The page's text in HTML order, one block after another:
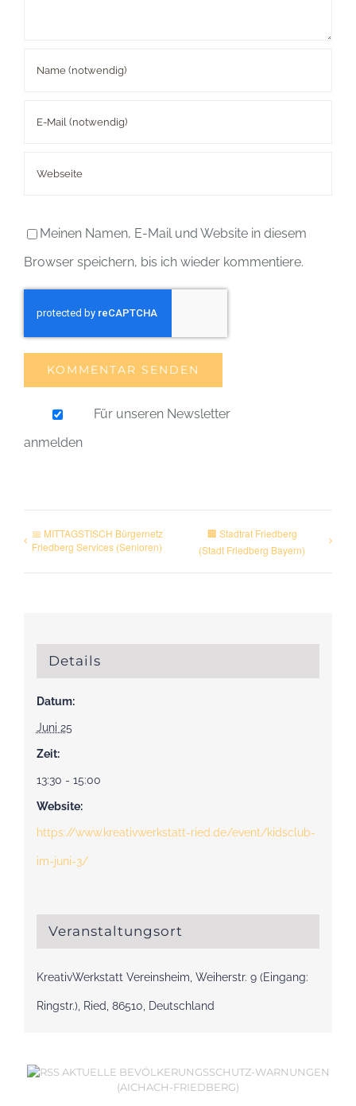
Meinen Namen, E-Mail und Website in diesem
Browser speichern, bis ich wieder kommentiere.
Für unseren Newsletter
anmelden
📅 MITTAGSTISCH Bürgernetz
Friedberg Services (Senioren)
🏢 Stadtrat Friedberg
(Stadt Friedberg Bayern)
Details
Datum:
Juni 25
Zeit:
13:30 - 15:00
Website:
https://www.kreativwerkstatt-ried.de/event/kidsclub-
im-juni-3/
Veranstaltungsort
KreativWerkstatt Vereinsheim, Weiherstr. 9 (Eingang:
Ringstr.), Ried, 86510, Deutschland
AKTUELLE BEVÖLKERUNGSSCHUTZ-WARNUNGEN
(AICHACH-FRIEDBERG)